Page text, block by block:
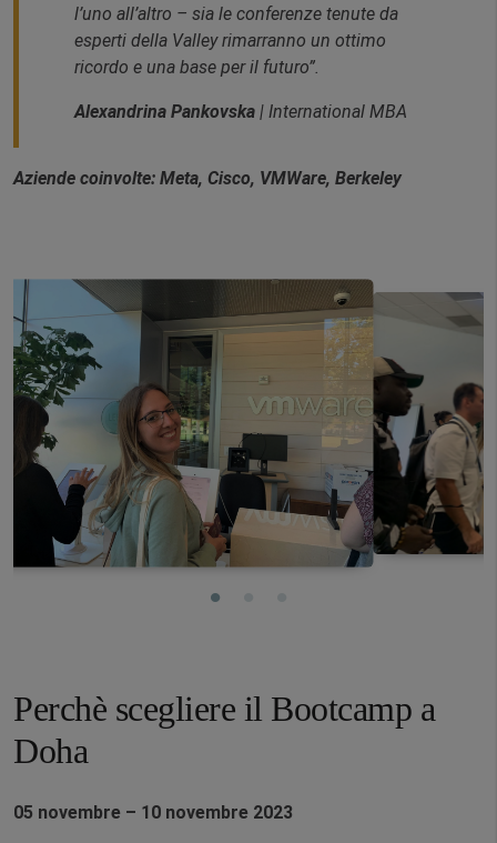
l’uno all’altro – sia le conferenze tenute da
esperti della Valley rimarranno un ottimo
ricordo e una base per il futuro”.
Alexandrina Pankovska | International MBA
Aziende coinvolte: Meta, Cisco, VMWare, Berkeley
Perchè scegliere il Bootcamp a
Doha
05 novembre – 10 novembre 2023